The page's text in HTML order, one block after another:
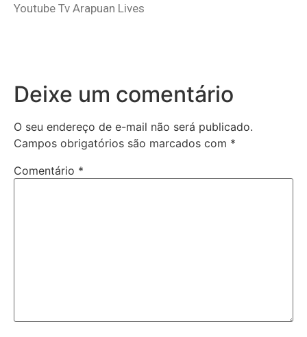
Youtube Tv Arapuan Lives
Deixe um comentário
O seu endereço de e-mail não será publicado.
Campos obrigatórios são marcados com *
Comentário *